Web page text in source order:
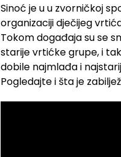
Sinoć je u u zvorničkoj
organizaciji dječijeg
Tokom događaja su se
starije vrtićke grupe, i
dobile najmlađa i
Pogledajte i šta je